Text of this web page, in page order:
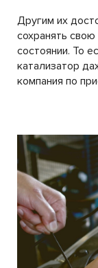
Другим их
сохранять
состоянии. То
катализатор
компания по